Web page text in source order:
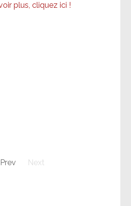
plus, cliquez ici !
Prev Next